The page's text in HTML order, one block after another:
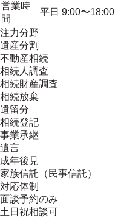
営業時
間
平日 9:00〜18:00
注力分野
遺産分割
不動産相続
相続人調査
相続財産調査
相続放棄
遺留分
相続登記
事業承継
遺言
成年後見
家族信託（民事信託）
対応体制
面談予約のみ
土日祝相談可